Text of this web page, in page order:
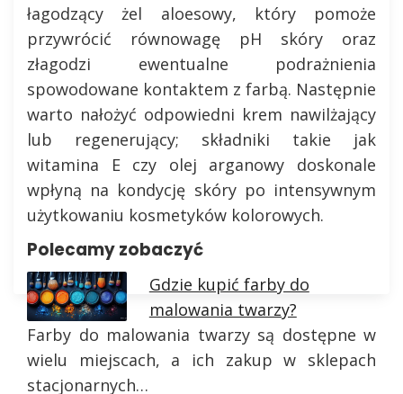
łagodzący żel aloesowy, który pomoże
przywrócić równowagę pH skóry oraz
złagodzi ewentualne podrażnienia
spowodowane kontaktem z farbą. Następnie
warto nałożyć odpowiedni krem nawilżający
lub regenerujący; składniki takie jak
witamina E czy olej arganowy doskonale
wpłyną na kondycję skóry po intensywnym
użytkowaniu kosmetyków kolorowych.
Polecamy zobaczyć
Gdzie kupić farby do
malowania twarzy?
Farby do malowania twarzy są dostępne w
wielu miejscach, a ich zakup w sklepach
stacjonarnych…